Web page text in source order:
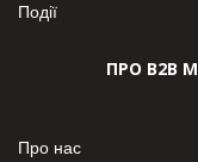
Події
ПРО В2В
Про нас